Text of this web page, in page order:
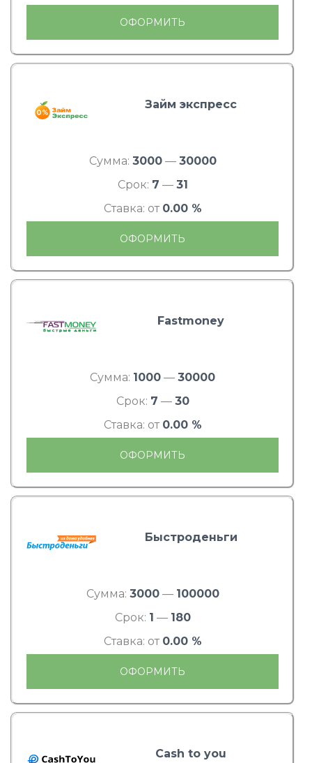
ОФОРМИТЬ
Займ экспресс
Сумма: 3000— 30000
Срок: 7 — 31
Ставка: от 0.00 %
ОФОРМИТЬ
Fastmoney
Сумма: 1000 — 30000
Срок: 7 — 30
Ставка: от 0.00 %
ОФОРМИТЬ
Быстроденьги
Сумма: 3000— 100000
Срок: 1 — 180
Ставка: от 0.00 %
ОФОРМИТЬ
Cash to you